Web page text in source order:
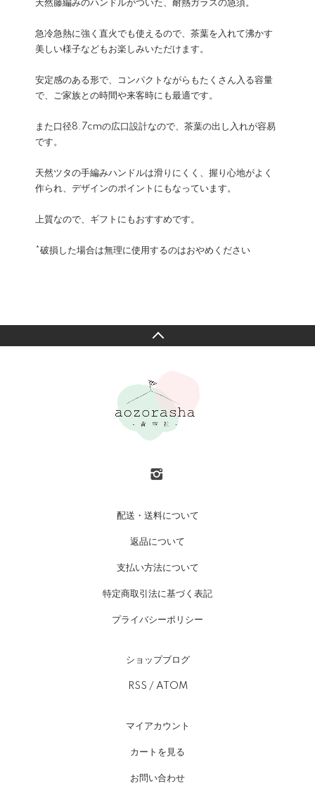
天然藤編みのハンドルがついた、耐熱ガラスの急須。
急冷急熱に強く直火でも使えるので、茶葉を入れて沸かす
美しい様子などもお楽しみいただけます。
安定感のある形で、コンパクトながらもたくさん入る容量
で、ご家族との時間や来客時にも最適です。
また口径8.7cmの広口設計なので、茶葉の出し入れが容易
です。
天然ツタの手編みハンドルは滑りにくく、握り心地がよく
作られ、デザインのポイントにもなっています。
上質なので、ギフトにもおすすめです。
*破損した場合は無理に使用するのはおやめください
配送・送料について
返品について
支払い方法について
特定商取引法に基づく表記
プライバシーポリシー
ショップブログ
RSS / ATOM
マイアカウント
カートを見る
お問い合わせ